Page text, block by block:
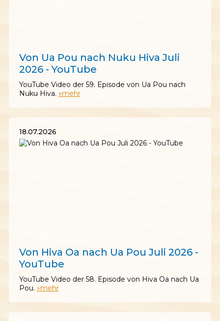
Von Ua Pou nach Nuku Hiva Juli
2026 - YouTube
YouTube Video der 59. Episode von Ua Pou nach
Nuku Hiva. »mehr
18.07.2026
Von Hiva Oa nach Ua Pou Juli 2026 -
YouTube
YouTube Video der 58. Episode von Hiva Oa nach Ua
Pou. »mehr